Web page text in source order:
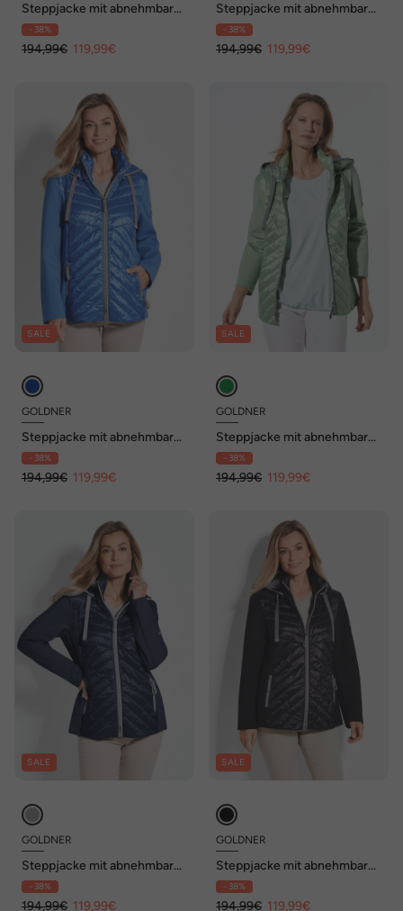
Steppjacke mit abnehmbarer
Kapuze
- 38%
194,99€ 119,99€
Steppjacke mit abnehmbarer
Kapuze
- 38%
194,99€ 119,99€
SALE
GOLDNER
Steppjacke mit abnehmbarer
Kapuze
- 38%
194,99€ 119,99€
SALE
GOLDNER
Steppjacke mit abnehmbarer
Kapuze
- 38%
194,99€ 119,99€
SALE
GOLDNER
Steppjacke mit abnehmbarer
Kapuze
- 38%
194,99€ 119,99€
SALE
GOLDNER
Steppjacke mit abnehmbarer
Kapuze
- 38%
194,99€ 119,99€